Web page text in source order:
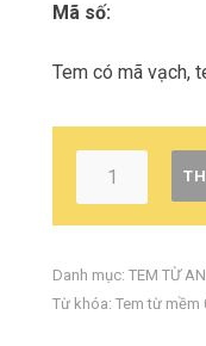
Mã số:
Tem có mã vạch,
Danh mục: TEM TỪ
Từ khóa: Tem từ mềm